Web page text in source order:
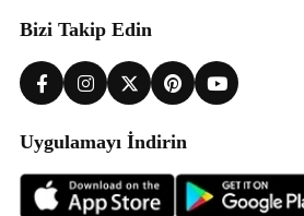
Bizi Takip Edin
Uygulamayı İndirin